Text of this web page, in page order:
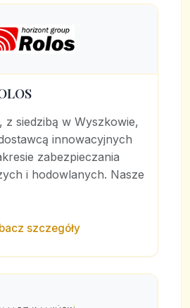
z siedzibą w Wyszkowie,
innowacyjnych
zabezpieczania
i hodowlanych. Nasze
szczegóły